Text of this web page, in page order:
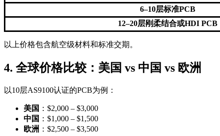
6–10层标准PCB
12–20层刚柔结合或HDI PCB
以上价格包含航空级材料和标准交期。
4. 全球价格比较：美国 vs 中国 vs 欧洲
以10层AS9100认证的PCB为例：
美国 ：$2,000 – $3,000
中国 ：$1,000 – $1,500
欧洲 ：$2,500 – $3,500